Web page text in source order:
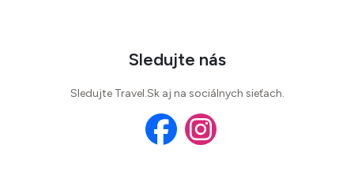
Sledujte nás
Sledujte Travel.Sk aj na sociálnych sieťach.